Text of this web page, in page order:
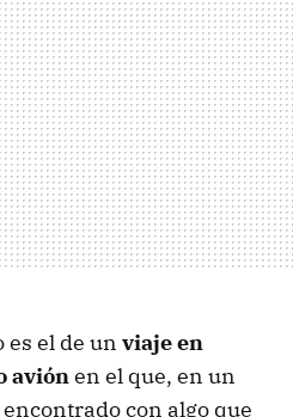
el de un viaje en
aviónen el que, en un
con algo que